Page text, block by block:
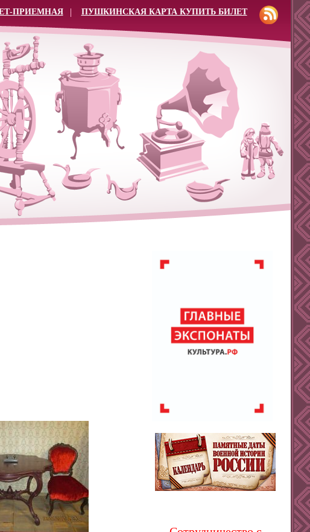
ПРИЕМНАЯ ПУШКИНСКАЯ КАРТА КУПИТЬ БИЛЕТ